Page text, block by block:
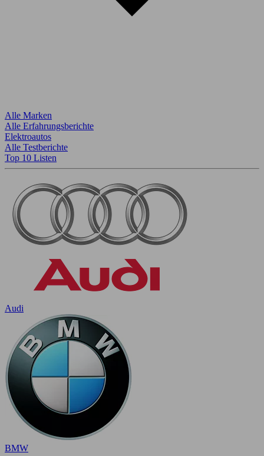
Alle Marken
Alle Erfahrungsberichte
Elektroautos
Alle Testberichte
Top 10 Listen
Audi
BMW